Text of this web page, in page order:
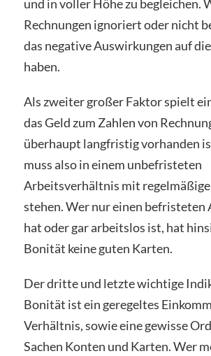
und in voller Höhe zu begleichen.
Rechnungen ignoriert oder nicht
das negative Auswirkungen auf
haben.
Als zweiter großer Faktor spielt
das Geld zum Zahlen von
überhaupt langfristig vorhanden
muss also in einem unbefristeten
Arbeitsverhältnis mit
stehen. Wer nur einen
hat oder gar arbeitslos ist, hat
Bonität keine guten Karten.
Der dritte und letzte wichtige
Bonität ist ein geregeltes
Verhältnis, sowie eine gewisse
Sachen Konten und Karten. Wer